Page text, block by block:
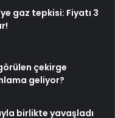
gaz tepkisi: Fiyatı 3
çekirge
geliyor?
birlikte yavaşladı